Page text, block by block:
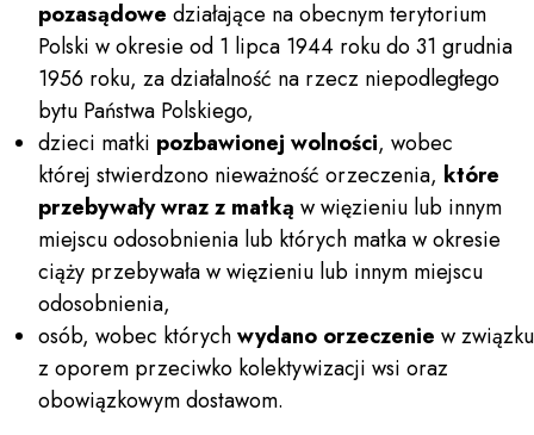
pozasądowe działające na obecnym terytorium
Polski w okresie od 1 lipca 1944 roku do 31 grudnia
1956 roku, za działalność na rzecz niepodległego
bytu Państwa Polskiego,
dzieci matki pozbawionej wolności, wobec
której stwierdzono nieważność orzeczenia, które
przebywały wraz z matką w więzieniu lub innym
miejscu odosobnienia lub których matka w okresie
ciąży przebywała w więzieniu lub innym miejscu
odosobnienia,
osób, wobec którychwydano orzeczenie w związku
z oporem przeciwko kolektywizacji wsi oraz
obowiązkowym dostawom.